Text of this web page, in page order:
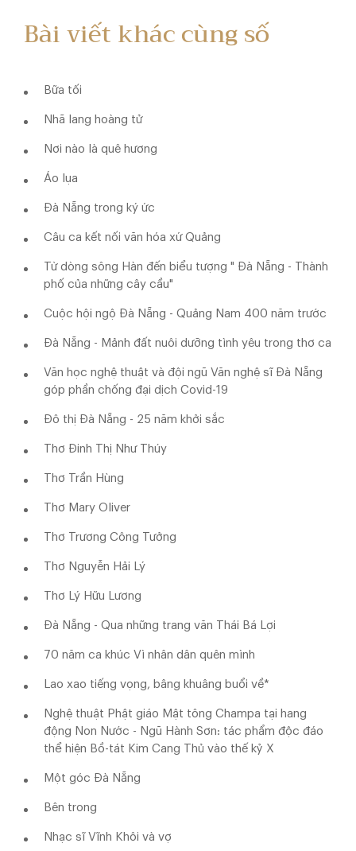
Bài viết khác cùng số
Bữa tối
Nhã lang hoàng tử
Nơi nào là quê hương
Áo lụa
Đà Nẵng trong ký ức
Câu ca kết nối văn hóa xứ Quảng
Từ dòng sông Hàn đến biểu tượng " Đà Nẵng - Thành
phố của những cây cầu"
Cuộc hội ngộ Đà Nẵng - Quảng Nam 400 năm trước
Đà Nẵng - Mảnh đất nuôi dưỡng tình yêu trong thơ ca
Văn học nghệ thuật và đội ngũ Văn nghệ sĩ Đà Nẵng
góp phần chống đại dịch Covid-19
Đô thị Đà Nẵng - 25 năm khởi sắc
Thơ Đinh Thị Như Thúy
Thơ Trần Hùng
Thơ Mary Oliver
Thơ Trương Công Tưởng
Thơ Nguyễn Hải Lý
Thơ Lý Hữu Lương
Đà Nẵng - Qua những trang văn Thái Bá Lợi
70 năm ca khúc Vì nhân dân quên mình
Lao xao tiếng vọng, bâng khuâng buổi về*
Nghệ thuật Phật giáo Mật tông Champa tại hang
động Non Nước - Ngũ Hành Sơn: tác phẩm độc đáo
thể hiện Bồ-tát Kim Cang Thủ vào thế kỷ X
Một góc Đà Nẵng
Bên trong
Nhạc sĩ Vĩnh Khôi và vợ